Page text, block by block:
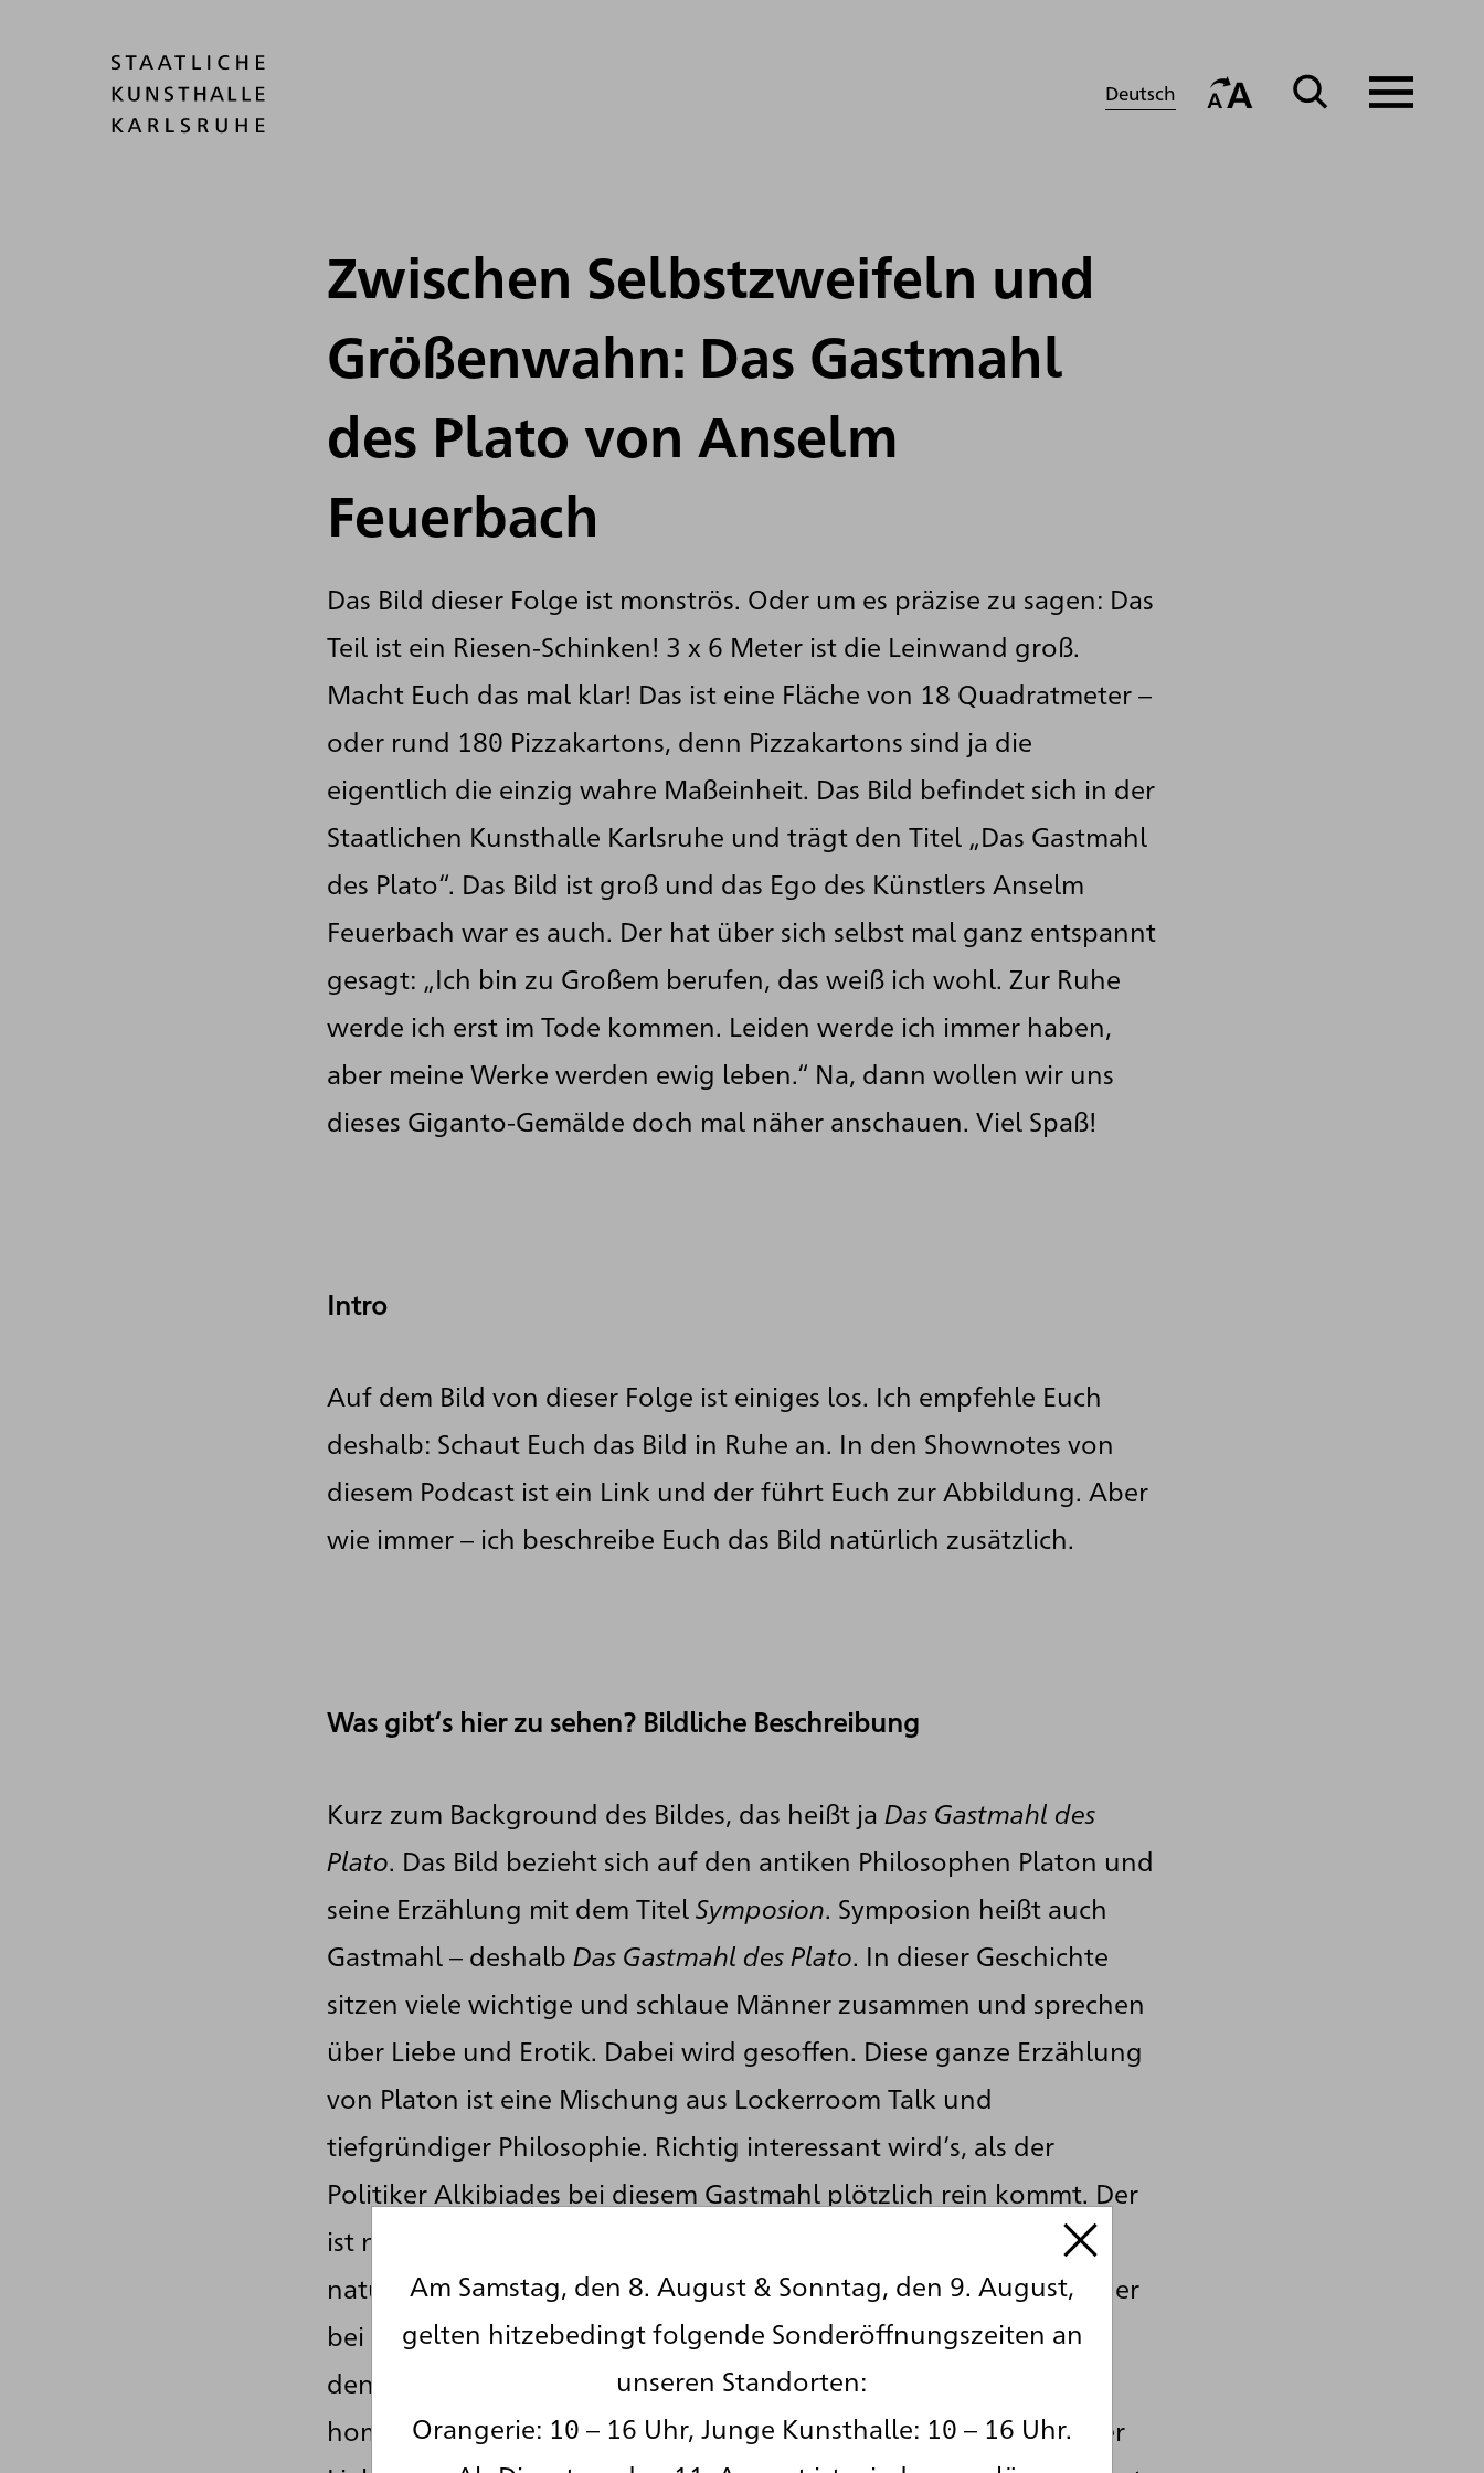
Deutsch
Zwischen Selbstzweifeln und
Größenwahn: Das Gastmahl
des Plato von Anselm
Feuerbach
Das Bild dieser Folge ist monströs. Oder um es präzise zu sagen: Das
Teil ist ein Riesen-Schinken! 3 x 6 Meter ist die Leinwand groß.
Macht Euch das mal klar! Das ist eine Fläche von 18 Quadratmeter –
oder rund 180 Pizzakartons, denn Pizzakartons sind ja die
eigentlich die einzig wahre Maßeinheit. Das Bild befindet sich in der
Staatlichen Kunsthalle Karlsruhe und trägt den Titel „Das Gastmahl
des Plato“. Das Bild ist groß und das Ego des Künstlers Anselm
Feuerbach war es auch. Der hat über sich selbst mal ganz entspannt
gesagt: „Ich bin zu Großem berufen, das weiß ich wohl. Zur Ruhe
werde ich erst im Tode kommen. Leiden werde ich immer haben,
aber meine Werke werden ewig leben.“ Na, dann wollen wir uns
dieses Giganto-Gemälde doch mal näher anschauen. Viel Spaß!
Intro
Auf dem Bild von dieser Folge ist einiges los. Ich empfehle Euch
deshalb: Schaut Euch das Bild in Ruhe an. In den Shownotes von
diesem Podcast ist ein Link und der führt Euch zur Abbildung. Aber
wie immer – ich beschreibe Euch das Bild natürlich zusätzlich.
Was gibt‘s hier zu sehen? Bildliche Beschreibung
Kurz zum Background des Bildes, das heißt ja Das Gastmahl des
Plato. Das Bild bezieht sich auf den antiken Philosophen Platon und
seine Erzählung mit dem TitelSymposion. Symposion heißt auch
Gastmahl – deshalb Das Gastmahl des Plato. In dieser Geschichte
sitzen viele wichtige und schlaue Männer zusammen und sprechen
über Liebe und Erotik. Dabei wird gesoffen. Diese ganze Erzählung
von Platon ist eine Mischung aus Lockerroom Talk und
tiefgründiger Philosophie. Richtig interessant wird’s, als der
Politiker Alkibiades bei diesem Gastmahl plötzlich rein kommt. Der
ist nämlich sehr betrunken, da passt der der Name
biades
natürlich super. Und dieser Typ hält eine Lobrede auf Sokrates, der
bei diesem Gastmahl auch am Start ist. Pikantes Detail: Zwischen
den beiden Männern Alkibiades und Sokrates gab es wohl
homoerotische Spannungen. Also noch mal ein neuer Aspekt der
Am Samstag, den 8. August & Sonntag, den 9. August,
gelten hitzebedingt folgende Sonderöffnungszeiten an
unseren Standorten:
Orangerie: 10 – 16 Uhr, Junge Kunsthalle: 10 – 16 Uhr.